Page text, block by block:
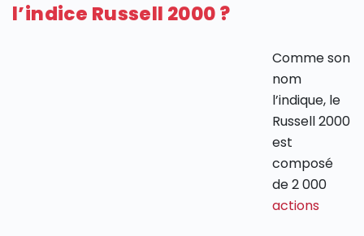
l’indice Russell 2000 ?
Comme son
nom
l’indique, le
Russell 2000
est
composé
de 2 000
actions